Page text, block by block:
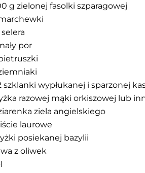
g zielonej fasolki szparagowej
selera
por
szklanki wypłukanej i sparzonej
razowej mąki orkiszowej lub
ziela angielskiego
laurowe
posiekanej bazylii
z oliwek